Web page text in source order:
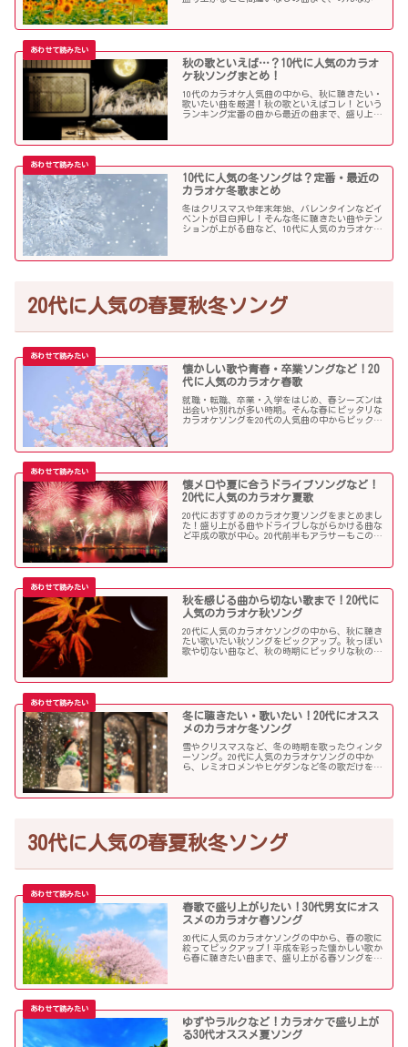
秋の歌といえば…？10代に人気のカラオ
ケ秋ソングまとめ！
10代のカラオケ人気曲の中から、秋に聴きたい・
歌いたい曲を厳選！秋の歌といえばコレ！という
ランキング定番の曲から最近の曲まで、盛り上が
10代に人気の冬ソングは？定番・最近の
カラオケ冬歌まとめ
冬はクリスマスや年末年始、バレンタインなどイ
ベントが目白押し！そんな冬に聴きたい曲やテン
ションが上がる曲など、10代に人気のカラオケソ
20代に人気の春夏秋冬ソング
懐かしい歌や青春・卒業ソングなど！20
代に人気のカラオケ春歌
就職・転職、卒業・入学をはじめ、春シーズンは
出会いや別れが多い時期。そんな春にピッタリな
カラオケソングを20代の人気曲の中からピックア
懐メロや夏に合うドライブソングなど！
20代に人気のカラオケ夏歌
20代におすすめのカラオケ夏ソングをまとめまし
た！盛り上がる曲やドライブしながらかける曲な
ど平成の歌が中心。20代前半もアラサーもこの曲
秋を感じる曲から切ない歌まで！20代に
人気のカラオケ秋ソング
20代に人気のカラオケソングの中から、秋に聴き
たい歌いたい秋ソングをピックアップ。秋っぽい
歌や切ない曲など、秋の時期にピッタリな秋の歌
冬に聴きたい・歌いたい！20代にオスス
メのカラオケ冬ソング
雪やクリスマスなど、冬の時期を歌ったウィンタ
ーソング。20代に人気のカラオケソングの中か
ら、レミオロメンやヒゲダンなど冬の歌だけを個
30代に人気の春夏秋冬ソング
春歌で盛り上がりたい！30代男女にオス
スメのカラオケ春ソング
30代に人気のカラオケソングの中から、春の歌に
絞ってピックアップ！平成を彩った懐かしい歌か
ら春に聴きたい曲まで、盛り上がる春ソングを集
ゆずやラルクなど！カラオケで盛り上が
る30代オススメ夏ソング